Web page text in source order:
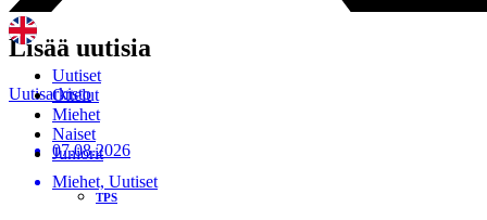
Uutiset
Ottelut
Miehet
Naiset
Juniorit
TPS
Lisää uutisia
Uutisarkisto
07.08.2026
Miehet, Uutiset